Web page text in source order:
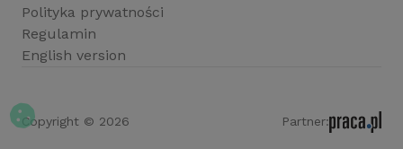
Polityka prywatności
Regulamin
English version
Copyright © 2026 Partner: